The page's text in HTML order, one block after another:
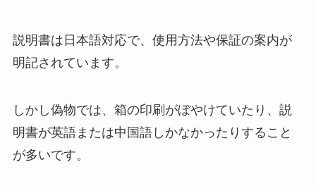
説明書は日本語対応で、使用方法や保証の案内が
明記されています。
しかし偽物では、箱の印刷がぼやけていたり、説
明書が英語または中国語しかなかったりすること
が多いです。